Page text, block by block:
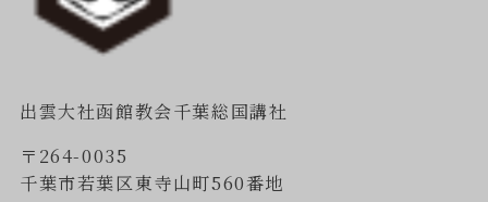
出雲大社函館教会千葉総国講社
〒264-0035
千葉市若葉区東寺山町560番地